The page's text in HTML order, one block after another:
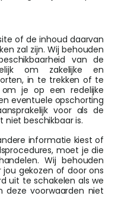
of de inhoud daarvan
zal zijn. Wij behouden
van de
om zakelijke en
in te trekken of te
om je op een redelijke
eventuele opschorting
voor als de
beschikbaar is.
informatie kiest of
moet je die
Wij behouden
gekozen of door ons
uit te schakelen als we
deze voorwaarden niet